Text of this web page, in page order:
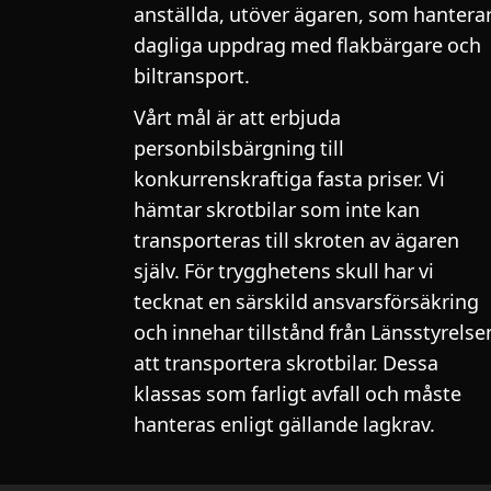
anställda, utöver ägaren, som
dagliga uppdrag med flakbärgare och
biltransport.
Vårt mål är att erbjuda
personbilsbärgning till
konkurrenskraftiga fasta priser. Vi
hämtar skrotbilar som inte kan
transporteras till skroten av ägaren
själv. För trygghetens skull har vi
tecknat en särskild ansvarsförsäkring
och innehar tillstånd från
att transportera skrotbilar. Dessa
klassas som farligt avfall och måste
hanteras enligt gällande lagkrav.